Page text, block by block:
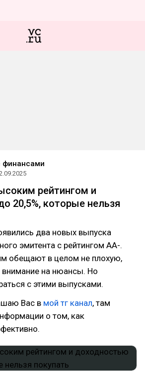
финансами
рейтингом и
20,5%, которые нельзя
два новых выпуска
эмитента с рейтингом АА-.
обещают в целом не плохую,
внимание на нюансы. Но
с этими выпусками.
Вас в мой тг канал, там
о том, как